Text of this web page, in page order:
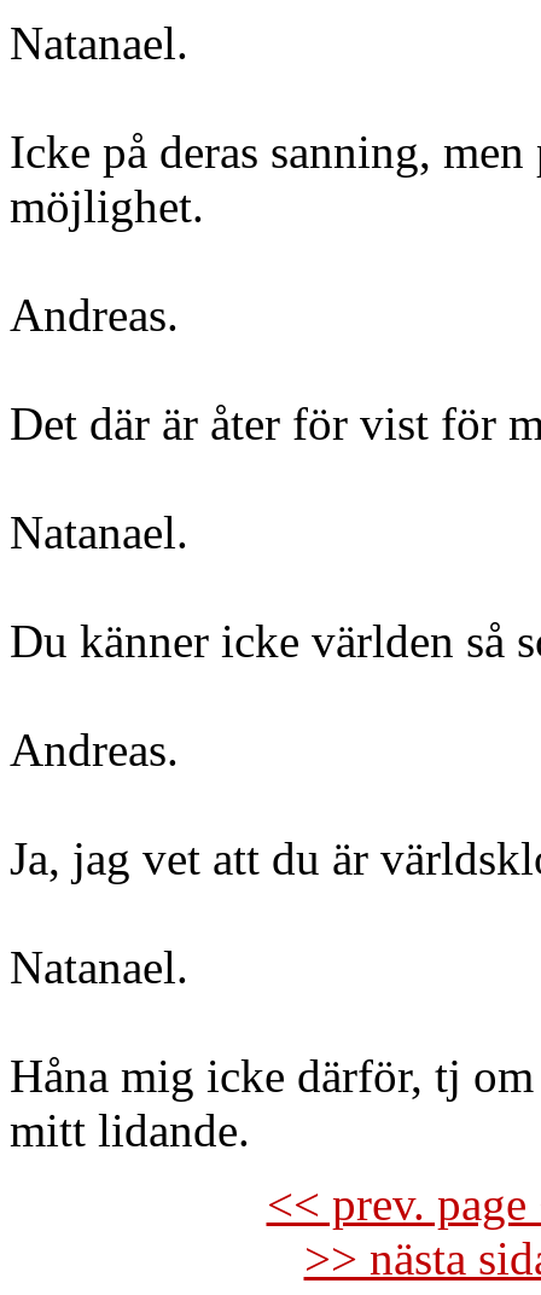
Natanael.
Icke på deras sanning, men
möjlighet.
Andreas.
Det där är åter för vist för
Natanael.
Du känner icke världen så
Andreas.
Ja, jag vet att du är
Natanael.
Håna mig icke därför, tj om
mitt lidande.
<< prev.
>> nästa